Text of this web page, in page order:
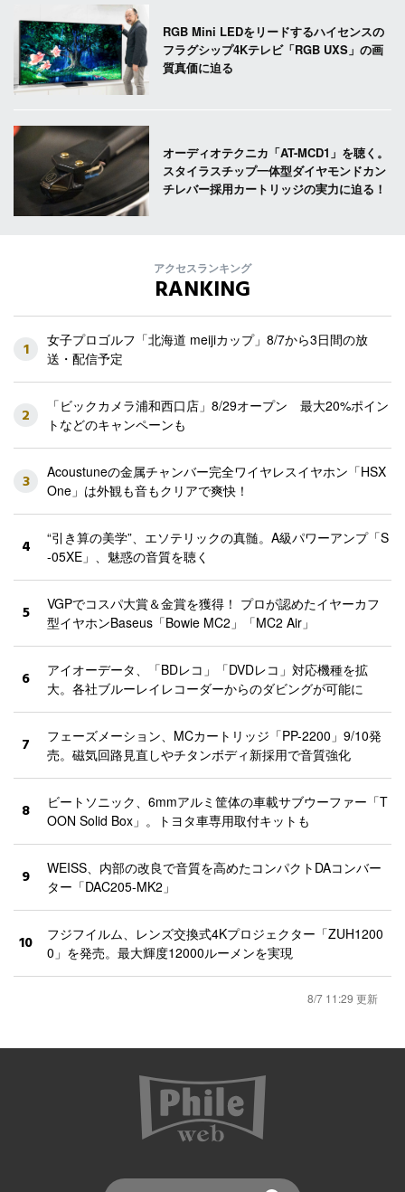
RGB Mini LEDをリードするハイセンスの
フラグシップ4Kテレビ「RGB UXS」の画
質真価に迫る
オーディオテクニカ「AT-MCD1」を聴く。
スタイラスチップ一体型ダイヤモンドカン
チレバー採用カートリッジの実力に迫る！
アクセスランキング
RANKING
1
女子プロゴルフ「北海道 meijiカップ」8/7から3日間の放
送・配信予定
2
「ビックカメラ浦和西口店」8/29オープン 最大20%ポイン
トなどのキャンペーンも
3
Acoustuneの金属チャンバー完全ワイヤレスイヤホン「HSX
One」は外観も音もクリアで爽快！
4
“引き算の美学”、エソテリックの真髄。A級パワーアンプ「S
-05XE」、魅惑の音質を聴く
5
VGPでコスパ大賞＆金賞を獲得！ プロが認めたイヤーカフ
型イヤホンBaseus「Bowie MC2」「MC2 Air」
6
アイオーデータ、「BDレコ」「DVDレコ」対応機種を拡
大。各社ブルーレイレコーダーからのダビングが可能に
7
フェーズメーション、MCカートリッジ「PP-2200」9/10発
売。磁気回路見直しやチタンボディ新採用で音質強化
8
ビートソニック、6mmアルミ筐体の車載サブウーファー「T
OON Solid Box」。トヨタ車専用取付キットも
9
WEISS、内部の改良で音質を高めたコンパクトDAコンバー
ター「DAC205-MK2」
10
フジフイルム、レンズ交換式4Kプロジェクター「ZUH1200
0」を発売。最大輝度12000ルーメンを実現
8/7 11:29 更新